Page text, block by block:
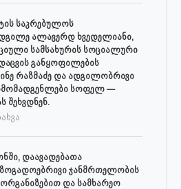
საკრებულოს
ალავერდ ხვედელიანი,
სამსახურის სოციალური
განყოფილების
რაზმაძე და ადგილობრივი
სოფელ —
შეხვდნენ.
დაავადებათა
ჯანმრთელობის
და სამხარეო